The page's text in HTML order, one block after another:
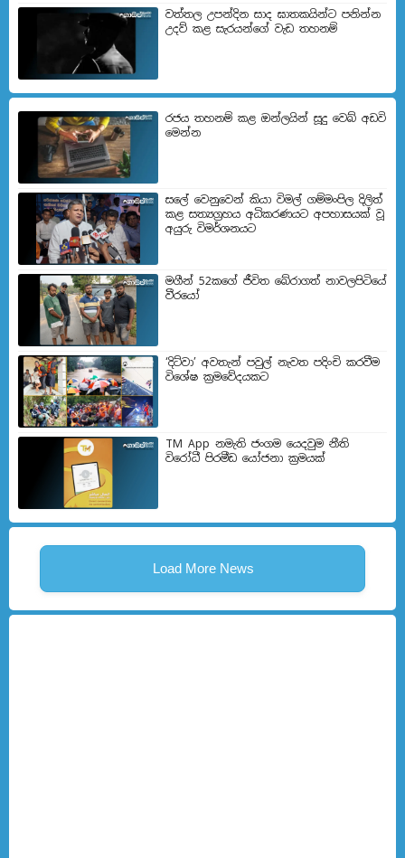
වත්තල උපන්දින සාද ඝාතකයින්ට පනින්න
උදව් කළ සැරයන්ගේ වැඩ තහනම්
රජය තහනම් කළ ඔන්ලයින් සූදු වෙබ් අඩවි
මෙන්න
සලේ වෙනුවෙන් කියා විමල් ගම්මංපිල දිලිත්
කළ සත්‍යග්‍රහය අධිකරණයට අපහාසයක් වූ
අයුරු විමර්ශනයට
මගීන් 52කගේ ජීවිත බේරා­ගත් නාව­ල­පි­ටියේ
වීරයෝ
‘දිට්වා’ අවතැන් පවුල් නැවත පදිංචි කරවීම
විශේෂ ක්‍රමවේදයකට
TM App නමැති ජංගම යෙදවුම නීති
විරෝධී පිරමීඩ යෝජනා ක්‍රමයක්
Load More News